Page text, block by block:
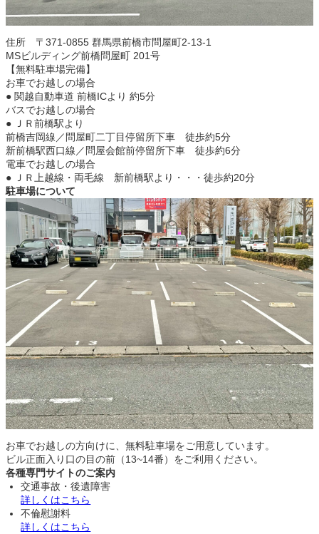
住所 〒371-0855 群馬県前橋市問屋町2-13-1
MSビルディング前橋問屋町 201号
【無料駐車場完備】
お車でお越しの場合
● 関越自動車道 前橋ICより 約5分
バスでお越しの場合
● ＪＲ前橋駅より
前橋吉岡線／問屋町二丁目停留所下車 徒歩約5分
新前橋駅西口線／問屋会館前停留所下車 徒歩約6分
電車でお越しの場合
● ＪＲ上越線・両毛線 新前橋駅より・・・徒歩約20分
駐車場について
お車でお越しの方向けに、無料駐車場をご用意しています。
ビル正面入り口の目の前（13~14番）をご利用ください。
各種専門サイトのご案内
交通事故・後遺障害
詳しくはこちら
不倫慰謝料
詳しくはこちら